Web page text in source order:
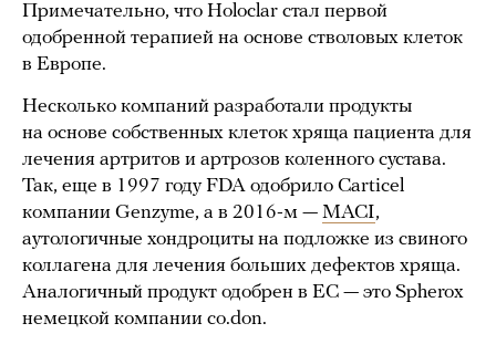
Примечательно, что Holoclar стал первой
одобренной терапией на основе стволовых клеток
в Европе.
Несколько компаний разработали продукты
на основе собственных клеток хряща пациента для
лечения артритов и артрозов коленного сустава.
Так, еще в 1997 году FDA одобрило Carticel
компании Genzyme, а в 2016-м — MACI,
аутологичные хондроциты на подложке из свиного
коллагена для лечения больших дефектов хряща.
Аналогичный продукт одобрен в ЕС — это Spherox
немецкой компании co.don.